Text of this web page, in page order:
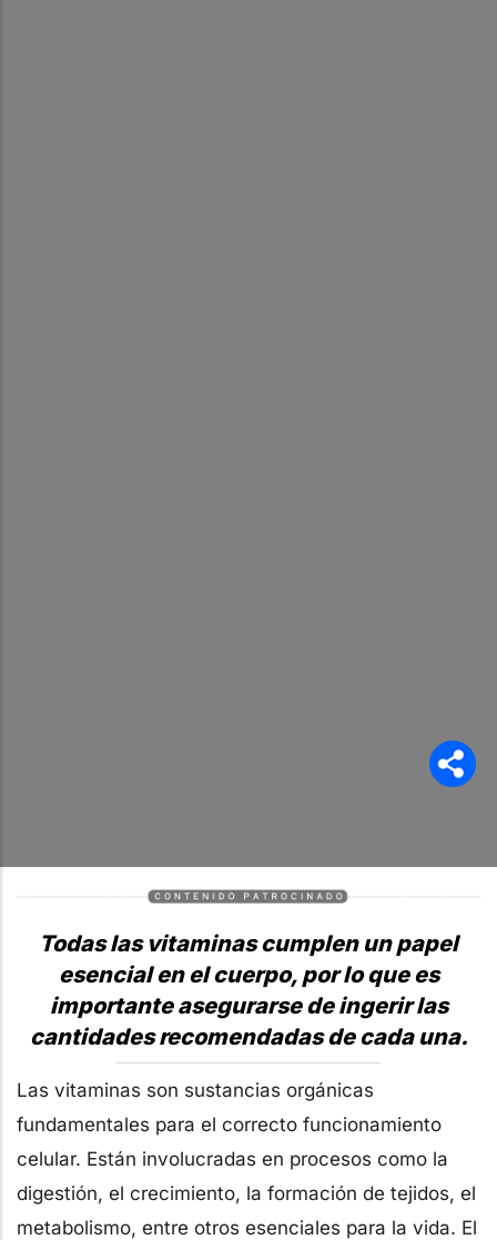
Todas las vitaminas cumplen un papel
esencial en el cuerpo, por lo que es
importante asegurarse de ingerir las
cantidades recomendadas de cada una.
Las vitaminas son sustancias orgánicas
fundamentales para el correcto funcionamiento
celular. Están involucradas en procesos como la
digestión, el crecimiento, la formación de tejidos, el
metabolismo, entre otros esenciales para la vida. El